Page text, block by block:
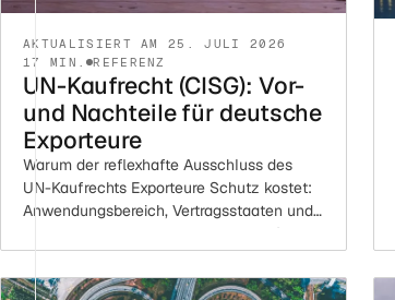
AKTUALISIERT AM 25. JULI 2026
17 MIN. REFERENZ
UN-Kaufrecht (CISG): Vor-
und Nachteile für deutsche
Exporteure
Warum der reflexhafte Ausschluss des
UN-Kaufrechts Exporteure Schutz kostet:
Anwendungsbereich, Vertragsstaaten und
und HGB im Überblick.